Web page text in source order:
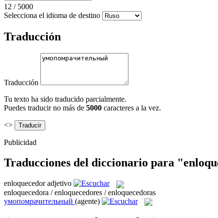
12 / 5000
Selecciona el idioma de destino
Traducción
Traducción
Tu texto ha sido traducido parcialmente.
Puedes traducir no más de 5000 caracteres a la vez.
<>
Publicidad
Traducciones del diccionario para
enloquecedor adjetivo
enloquecedora / enloquecedores / enloquecedoras
умопомрачительный (agente)